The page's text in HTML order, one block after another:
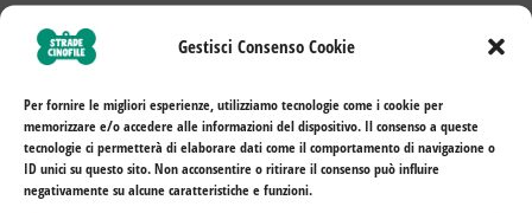
Gestisci Consenso Cookie
Per fornire le migliori esperienze, utilizziamo tecnologie come i cookie per
memorizzare e/o accedere alle informazioni del dispositivo. Il consenso a queste
tecnologie ci permetterà di elaborare dati come il comportamento di navigazione o
ID unici su questo sito. Non acconsentire o ritirare il consenso può influire
negativamente su alcune caratteristiche e funzioni.
roccioso.